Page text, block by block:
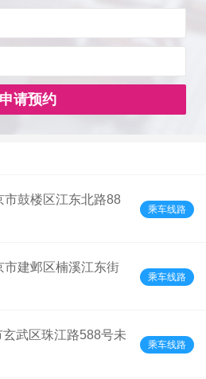
申请预约
市鼓楼区江东北路88
乘车线路
市建邺区楠溪江东街
乘车线路
玄武区珠江路588号未
乘车线路